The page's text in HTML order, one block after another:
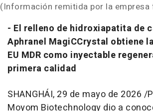
(Información remitida por la
- El relleno de hidroxiapatita de
Aphranel MagiCCrystal obtiene
EU MDR como inyectable
primera calidad
SHANGHÁI, 29 de mayo de 2026 /
Moyom Biotechnology dio a